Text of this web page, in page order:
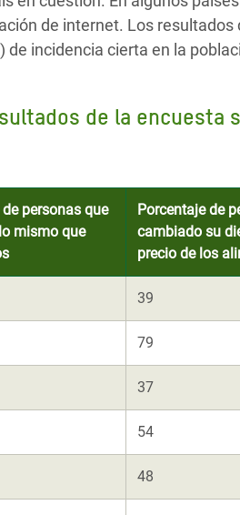
de internet. Los
de incidencia cierta en la
de la encuesta
personas que
mismo que
Porcentaje de
cambiado su
precio de los
39
79
37
54
48